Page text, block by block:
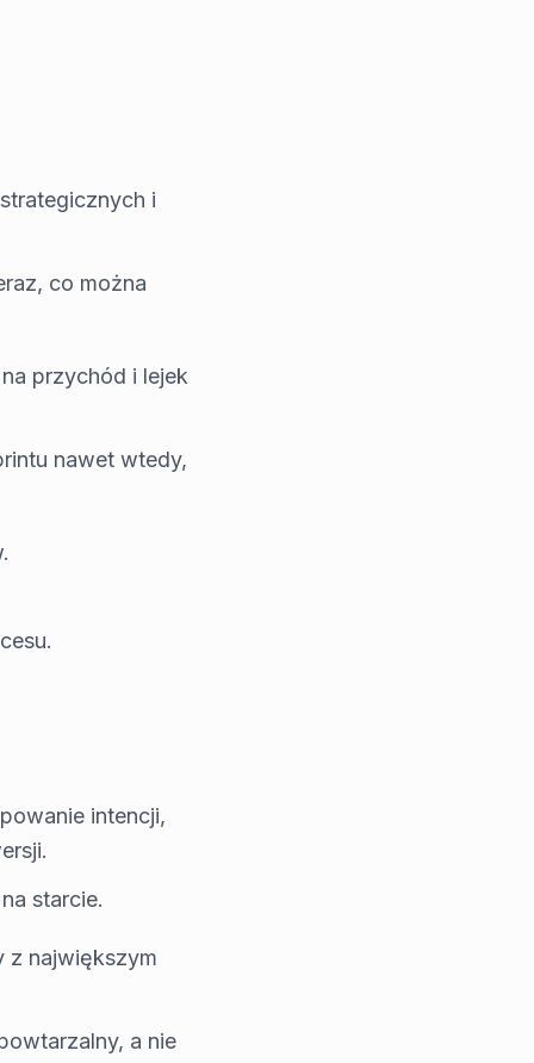
i
co można
przychód i lejek
nawet wtedy,
intencji,
starcie.
z największym
a nie